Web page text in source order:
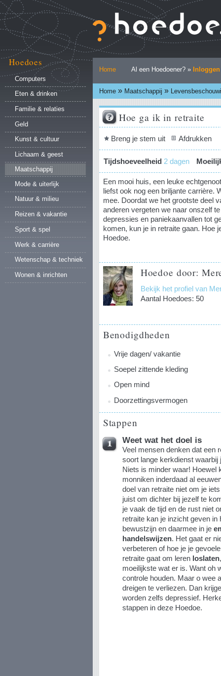
naar
inhoud.
Ga
naar
navigatie
Persoonlijke
hulpmiddelen
Home Al een Hoedoener? » Inloggen
Home » Maatschappij »
Hoedoes
Computers
Eten & drinken
Familie & relaties
Geld
Kunst & cultuur
Lichaam & geest
Maatschappij
Mode & uiterlijk
Natuur & milieu
Reizen & vakantie
Sport & spel
Werk & carrière
Wetenschap & techniek
Wonen & inrichten
Hoe ga ik in retraite
Document
Breng je stem uit Afdrukken
Tijdshoeveelheid 2 dagen
Een mooi huis, een leuke
liefst ook nog een briljante carrière.
mee. Doordat we het grootste deel
anderen vergeten we naar onszelf
depressies en paniekaanvallen tot
komen, kun je in retraite gaan. Hoe
Hoedoe.
Hoedoe door:
Bekijk het profiel van
Aantal Hoedoes: 50
Benodigdheden
Vrije dagen/ vakantie
Soepel zittende kleding
Open mind
Doorzettingsvermogen
Stappen
Weet wat het doel is
Veel mensen denken dat een
soort lange kerkdienst waarbij
Niets is minder waar! Hoewel
monniken inderdaad al
doel van retraite niet om je
juist om dichter bij jezelf te
je vaak de tijd en de rust niet
retraite kan je inzicht geven in
bewustzijn en daarmee in je
handelswijzen. Het gaat er
verbeteren of hoe je je
retraite gaat om leren loslaten
moeilijkste wat er is. Want oh
controle houden. Maar o wee
dreigen te verliezen. Dan
worden zelfs depressief.
stappen in deze Hoedoe.